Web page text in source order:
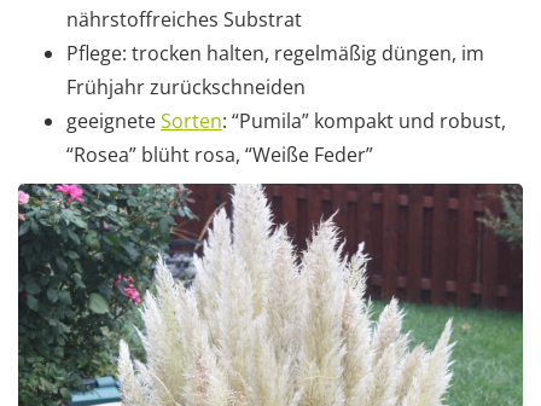
nährstoffreiches Substrat
Pflege: trocken halten, regelmäßig düngen, im
Frühjahr zurückschneiden
geeigneteSorten: “Pumila” kompakt und robust,
“Rosea” blüht rosa, “Weiße Feder”